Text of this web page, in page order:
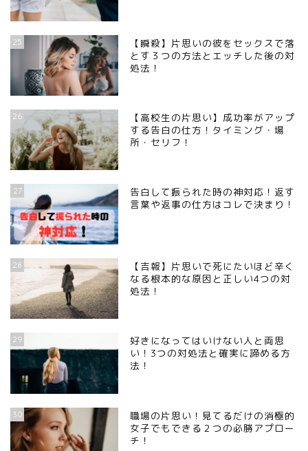
25
【瞬殺】片思いの彼をセックスで落
とす３つの方法とエッチした後の対
処法！
26
【高校生の片思い】成功率がアップ
する告白の仕方！タイミング・場
所・セリフ！
27
告白して振られた時の神対応！返す
言葉や返事の仕方はコレで決まり！
28
【吉報】片思いで死にたいほど辛く
なる根本的な原因と正しい4つの対
処法！
29
好きになってはいけない人と両思
い！3つの対処法と確実に諦める方
法！
30
職場の片思い！見てるだけの消極的
女子でもできる２つの必勝アプロー
チ！